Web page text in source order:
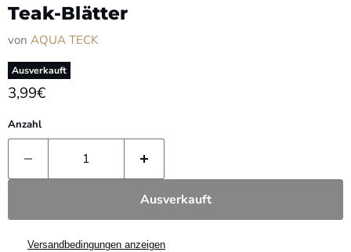
Teak-Blätter
von AQUA TECK
Ausverkauft
3,99€
Anzahl
Ausverkauft